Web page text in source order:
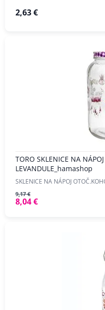
2,63 €
TORO SKLENICE NA
LEVANDULE_hamashop
SKLENICE NA NÁPOJ
9,17 €
8,04 €